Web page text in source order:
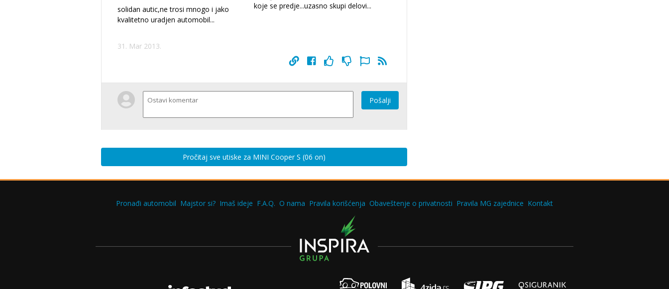
solidan autic,ne trosi mnogo i jako
kvalitetno uradjen automobil...
koje se predje...uzasno skupi delovi...
31. Mar 2013.
Pošalji
Pročitaj sve utiske za MINI Cooper S (06 on)
Pronađi automobil Majstor si? Imaš ideje F.A.Q. O nama Pravila korišćenja Obaveštenje o privatnosti Pravila MG zajednice Kontakt